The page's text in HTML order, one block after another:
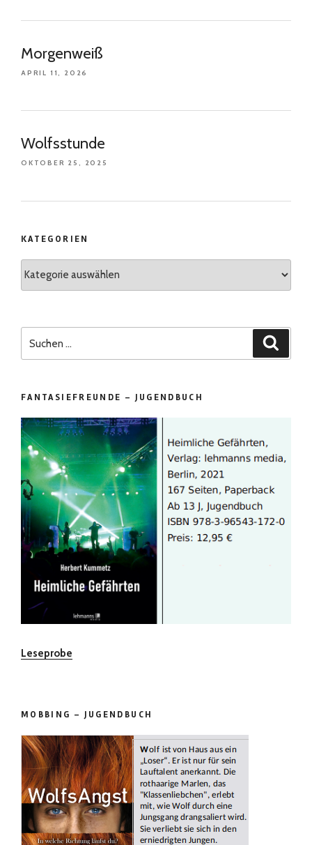
Morgenweiß
APRIL 11, 2026
Wolfsstunde
OKTOBER 25, 2025
KATEGORIEN
nach:
FANTASIEFREUNDE – JUGENDBUCH
Leseprobe
MOBBING – JUGENDBUCH